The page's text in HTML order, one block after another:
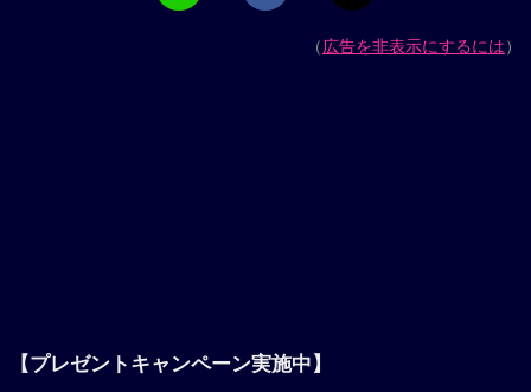
（広告を非表示にするには）
【プレゼントキャンペーン実施中】